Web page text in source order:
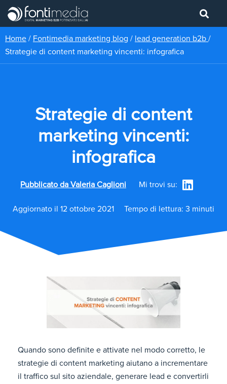
Home / Fontimedia marketing blog / lead generation b2b /
Strategie di content marketing vincenti: infografica
Strategie di content
marketing vincenti:
infografica
Pubblicato da Valeria Caglioni Mi trovi su:
Aggiornato il 12 ottobre 2021 Tempo di lettura: 3 minuti
Quando sono definite e attivate nel modo corretto, le
strategie di content marketing aiutano a incrementare
il traffico sul sito aziendale, generare lead e convertirli